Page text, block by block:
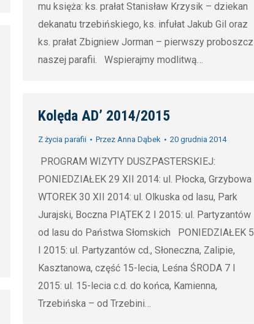
mu księża: ks. prałat Stanisław Krzysik – dziekan
dekanatu trzebińskiego, ks. infułat Jakub Gil oraz
ks. prałat Zbigniew Jorman – pierwszy proboszcz
naszej parafii. Wspierajmy modlitwą…
Kolęda AD’ 2014/2015
Z życia parafii Przez Anna Dąbek 20 grudnia 2014
PROGRAM WIZYTY DUSZPASTERSKIEJ:
PONIEDZIAŁEK 29 XII 2014: ul. Płocka, Grzybowa
WTOREK 30 XII 2014: ul. Olkuska od lasu, Park
Jurajski, Boczna PIĄTEK 2 I 2015: ul. Partyzantów
od lasu do Państwa Słomskich PONIEDZIAŁEK 5
I 2015: ul. Partyzantów cd., Słoneczna, Zalipie,
Kasztanowa, część 15-lecia, Leśna ŚRODA 7 I
2015: ul. 15-lecia c.d. do końca, Kamienna,
Trzebińska – od Trzebini…